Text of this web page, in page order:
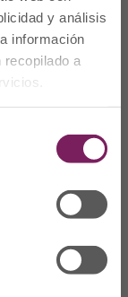
y análisis
información
a